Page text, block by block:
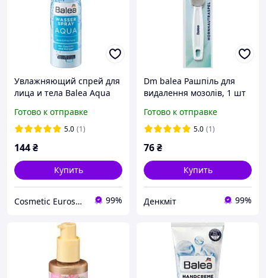
Увлажняющий спрей для
лица и тела Balea Aqua
Готово к отправке
5.0 (1)
144₴
Купить
Cosmetic Euroshop 99%
Dm balea Рашпіль для
видалення мозолів, 1 шт
Готово к отправке
5.0 (1)
76₴
Купить
Денкміт 99%